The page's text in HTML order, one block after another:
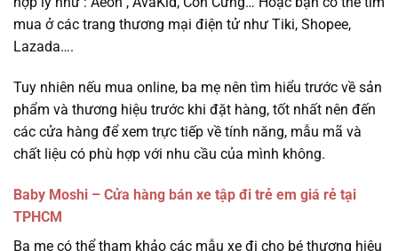
mua ở các trang thương mại điện tử như Tiki, Shopee,
Lazada….
Tuy nhiên nếu mua online, ba mẹ nên tìm hiểu trước về sản
phẩm và thương hiệu trước khi đặt hàng, tốt nhất nên đến
các cửa hàng để xem trực tiếp về tính năng, mẫu mã và
chất liệu có phù hợp với nhu cầu của mình không.
Baby Moshi – Cửa hàng bán xe tập đi trẻ em giá rẻ tại
TPHCM
Ba mẹ có thể tham khảo các mẫu xe đi cho bé thương hiệu